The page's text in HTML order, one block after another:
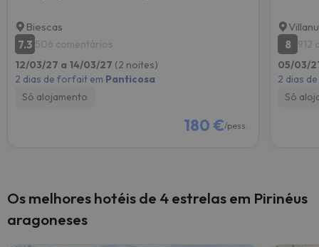
Biescas
7.3 506 comentários
12/03/27 a 14/03/27 (2 noites)
2 dias de forfait em Panticosa
Só alojamento
180 €/pess.
8
912
05/03/
2 dias
Só
Os melhores hotéis de 4 estrelas em Pirinéus
aragoneses